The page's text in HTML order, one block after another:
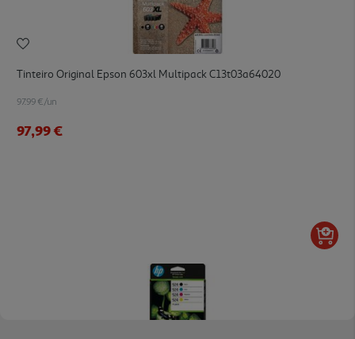
Tinteiro Original Epson 603xl Multipack C13t03a64020
97.99 €/un
97,99 €